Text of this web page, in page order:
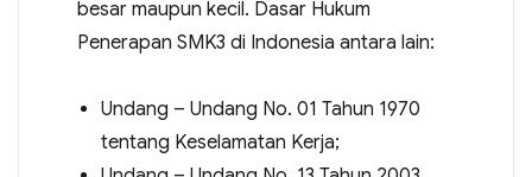
besar maupun kecil. Dasar Hukum
Penerapan SMK3 di Indonesia antara lain:
Undang – Undang No. 01 Tahun 1970
tentang Keselamatan Kerja;